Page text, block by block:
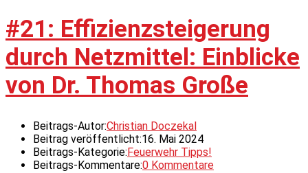
#21: Effizienzsteigerung
durch Netzmittel: Einblicke
von Dr. Thomas Große
Beitrags-Autor:Christian Doczekal
Beitrag veröffentlicht:16. Mai 2024
Beitrags-Kategorie: Feuerwehr Tipps!
Beitrags-Kommentare:0 Kommentare